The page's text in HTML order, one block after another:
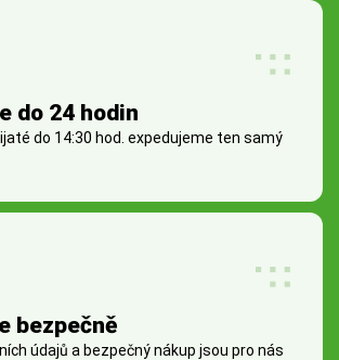
do 24 hodin
do 14:30 hod. expedujeme ten samý
bezpečně
údajů a bezpečný nákup jsou pro nás